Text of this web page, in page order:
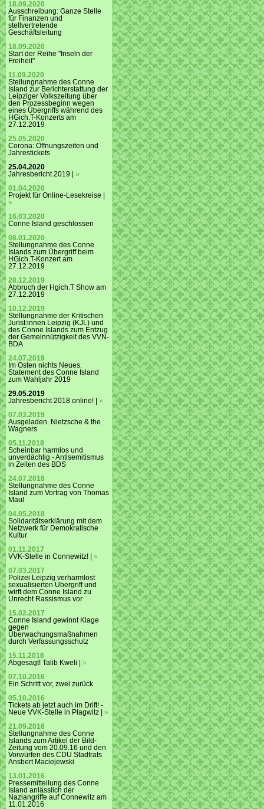
18.09.2020
Ausschreibung: Ganze Stelle
für Finanzen und
stellvertretende
Geschäftsleitung
18.09.2020
Start der Reihe "Inseln der
Freiheit"
11.09.2020
Stellungnahme des Conne
Island zur Berichterstattung der
Leipziger Volkszeitung über
den Prozessbeginn wegen
eines Übergriffs während des
HGich.T-Konzerts am
27.12.2019
25.05.2020
Corona: Öffnungszeiten und
Jahrestickets
25.04.2020
Jahresbericht 2019 | »
01.04.2020
Projekt für Online-Lesekreise |
»
16.03.2020
Conne Island geschlossen
08.01.2020
Stellungnahme des Conne
Islands zum Übergriff beim
HGich.T-Konzert am
27.12.2019
28.12.2019
Abbruch der Hgich.T Show am
27.12.2019
10.12.2019
Stellungnahme der Kritischen
Jurist:innen Leipzig (KJL) und
des Conne Islands zum Entzug
der Gemeinnützigkeit des VVN-
BDA
24.07.2019
Im Osten nichts Neues.
Statement des Conne Island
zum Wahljahr 2019
29.05.2019
Jahresbericht 2018 online! | »
07.03.2019
Ausgeladen. Nietzsche & the
Wagners
05.11.2018
Scheinbar harmlos und
unverdächtig - Antisemitismus
in Zeiten des BDS
24.07.2018
Stellungnahme des Conne
Island zum Vortrag von Thomas
Maul
04.05.2018
Solidaritätserklärung mit dem
Netzwerk für Demokratische
Kultur
01.11.2017
VVK-Stelle in Connewitz! | »
07.03.2017
Polizei Leipzig verharmlost
sexualisierten Übergriff und
wirft dem Conne Island zu
Unrecht Rassismus vor
15.02.2017
Conne Island gewinnt Klage
gegen
Überwachungsmaßnahmen
durch Verfassungsschutz
15.11.2016
Abgesagt! Talib Kweli | »
07.10.2016
Ein Schritt vor, zwei zurück
05.10.2016
Tickets ab jetzt auch im Drift! -
Neue VVK-Stelle in Plagwitz | »
21.09.2016
Stellungnahme des Conne
Islands zum Artikel der Bild-
Zeitung vom 20.09.16 und den
Vorwürfen des CDU Stadtrats
Ansbert Maciejewski
13.01.2016
Pressemitteilung des Conne
Island anlässlich der
Naziangriffe auf Connewitz am
11.01.2016